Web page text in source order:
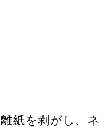
紙を剥がし、ネ